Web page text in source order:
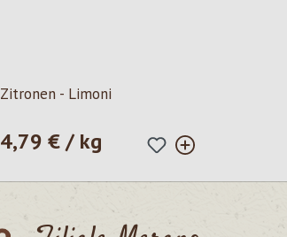
Zitronen - Limoni
Prezzo normale:
4,79 € / kg